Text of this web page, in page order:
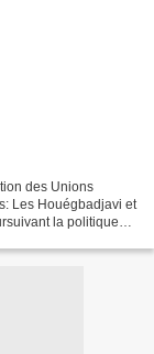
des Unions
Les Houégbadjavi et
la politique